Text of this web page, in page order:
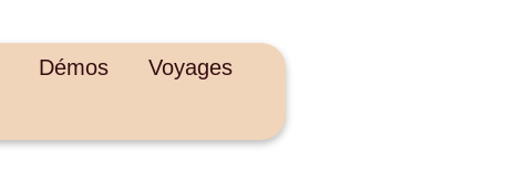
Démos
Voyages